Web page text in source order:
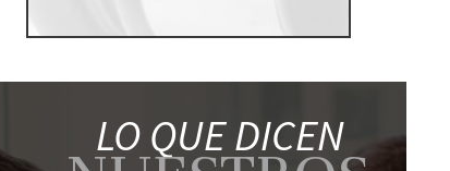
LO QUE DICEN